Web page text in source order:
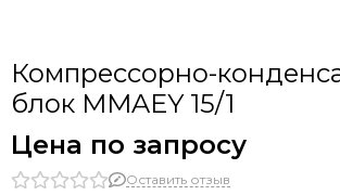
Компрессорно-
блок MMAEY 15/1
Цена по запросу
Оставить отзыв